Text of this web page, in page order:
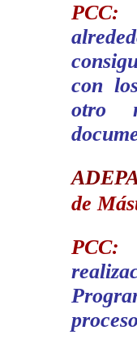
PCC:
con
otro
de